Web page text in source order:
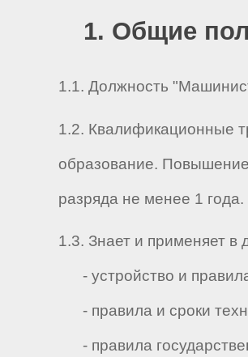
1. Общие
1.1. Должность
1.2. Квалификационные
образование.
разряда не менее 1 года.
1.3. Знает и применяет в
- устройство и
- правила и сроки
- правила